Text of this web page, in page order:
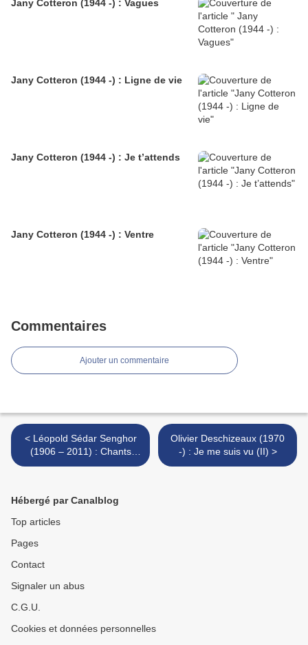
Jany Cotteron (1944 -) : Vagues
Jany Cotteron (1944 -) : Ligne de vie
Jany Cotteron (1944 -) : Je t’attends
Jany Cotteron (1944 -) : Ventre
Commentaires
Ajouter un commentaire
< Léopold Sédar Senghor
(1906 – 2011) : Chants
d'ombre (I)
Olivier Deschizeaux (1970
-) : Je me suis vu (II) >
Hébergé par Canalblog
Top articles
Pages
Contact
Signaler un abus
C.G.U.
Cookies et données personnelles